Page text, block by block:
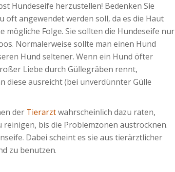
Hundeseife herzustellen! Bedenken Sie
oft angewendet werden soll, da es die Haut
mögliche Folge. Sie sollten die Hundeseife nur
Normalerweise sollte man einen Hund
Hund seltener. Wenn ein Hund öfter
Liebe durch Güllegräben rennt,
diese ausreicht (bei unverdünnter Gülle
der Tierarztwahrscheinlich dazu raten,
bis die Problemzonen austrocknen.
Dabei scheint es sie aus tierärztlicher
zu benutzen.